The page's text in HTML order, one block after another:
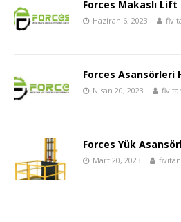
Forces Makaslı Lift
Haziran 6, 2023
Forces Asansörleri
Nisan 20, 2023
Forces Yük
Mart 20, 2023 fivitan